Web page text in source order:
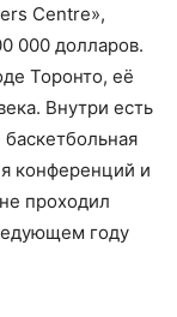
Centre»,
000 долларов.
Торонто, её
Внутри есть
конференций и
проходил
году